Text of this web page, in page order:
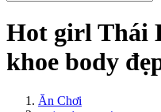
Hot girl Thái
khoe body
Ăn Chơi